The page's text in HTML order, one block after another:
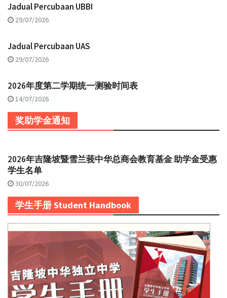
Jadual Percubaan UBBI
29/07/2026
Jadual Percubaan UAS
29/07/2026
2026年度第二学期统一测验时间表
14/07/2026
奖助学金通知
2026年吉隆坡暨雪兰莪中华总商会教育基金 助学金受惠
学生名单
30/07/2026
学生手册 Student Handbook